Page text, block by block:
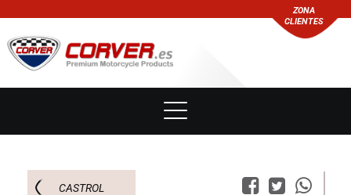
ZONA
CLIENTES
CASTROL